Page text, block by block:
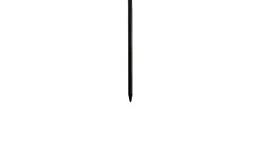
ก่อนตัดสินใจซื้อสินค้า เราอยาก
แนะนำให้คุณสอบถามทุกครั้งว่า ร้าน
อย่างเป็นทางการหรือไม่ เพื่อให้คุณ